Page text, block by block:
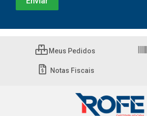
Meus Pedidos
Notas Fiscais